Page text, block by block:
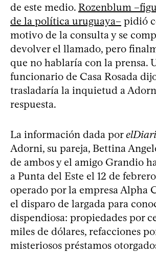
de este medio. Rozenblum
de la política uruguaya– pidió
motivo de la consulta y se
devolver el llamado, pero
que no hablaría con la prensa.
funcionario de Casa Rosada
trasladaría la inquietud a
respuesta.
La información dada por
Adorni, su pareja, Bettina
de ambos y el amigo Grandio
a Punta del Este el 12 de
operado por la empresa Alpha
el disparo de largada para
dispendiosa: propiedades por
miles de dólares, refacciones
misteriosos préstamos